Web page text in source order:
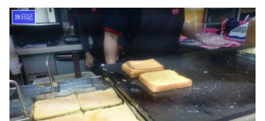
旅日記